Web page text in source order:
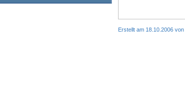
Erstellt am 18.10.2006 von